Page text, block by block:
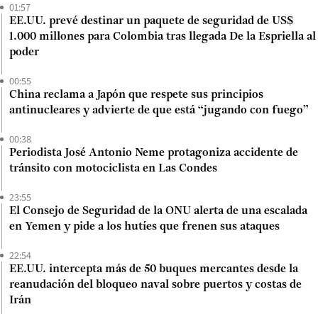
01:57
EE.UU. prevé destinar un paquete de seguridad de US$
1.000 millones para Colombia tras llegada De la Espriella al
poder
00:55
China reclama a Japón que respete sus principios
antinucleares y advierte de que está “jugando con fuego”
00:38
Periodista José Antonio Neme protagoniza accidente de
tránsito con motociclista en Las Condes
23:55
El Consejo de Seguridad de la ONU alerta de una escalada
en Yemen y pide a los hutíes que frenen sus ataques
22:54
EE.UU. intercepta más de 50 buques mercantes desde la
reanudación del bloqueo naval sobre puertos y costas de
Irán